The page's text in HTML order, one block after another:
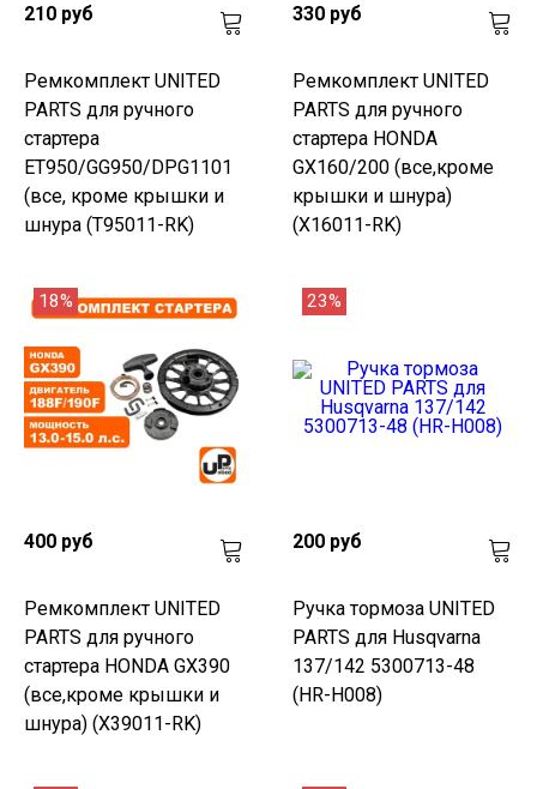
210 руб
Ремкомплект UNITED
PARTS для ручного
стартера
ET950/GG950/DPG1101
(все, кроме крышки и
шнура (T95011-RK)
330 руб
Ремкомплект UNITED
PARTS для ручного
стартера HONDA
GX160/200 (все,кроме
крышки и шнура)
(X16011-RK)
18%
400 руб
Ремкомплект UNITED
PARTS для ручного
стартера HONDA GX390
(все,кроме крышки и
шнура) (X39011-RK)
23%
200 руб
Ручка тормоза UNITED
PARTS для Husqvarna
137/142 5300713-48
(HR-H008)